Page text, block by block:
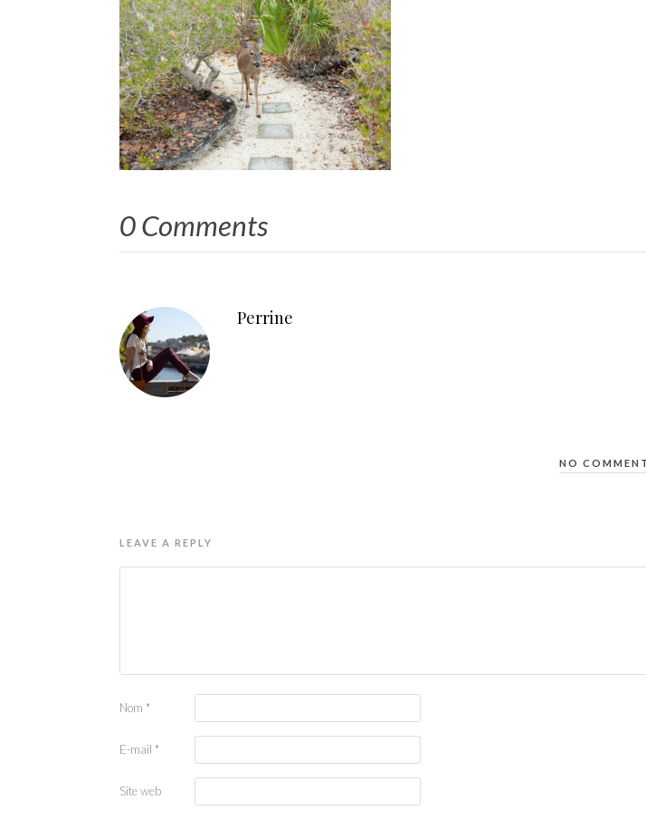
0 Comments
Perrine
NO
LEAVE A REPLY
Nom *
E-mail *
Site web